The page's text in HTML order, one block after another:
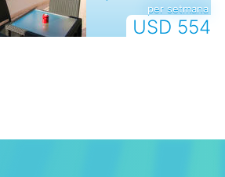
USD 554
per setmana